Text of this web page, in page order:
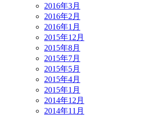
2016年3月
2016年2月
2016年1月
2015年12月
2015年8月
2015年7月
2015年5月
2015年4月
2015年1月
2014年12月
2014年11月